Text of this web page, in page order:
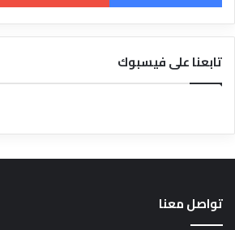
تابعنا على فيسبوك
تواصل معنا